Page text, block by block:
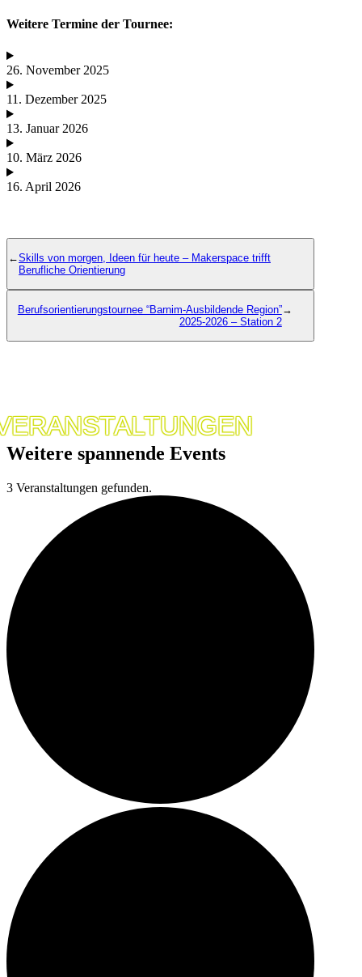
Weitere Termine der Tournee:
26. November 2025
11. Dezember 2025
13. Januar 2026
10. März 2026
16. April 2026
←Skills von morgen, Ideen für heute – Makerspace trifft
Berufliche Orientierung
Berufsorientierungstournee “Barnim-Ausbildende Region”
2025-2026 – Station 2
→
Weitere spannende Events
3 Veranstaltungen gefunden.